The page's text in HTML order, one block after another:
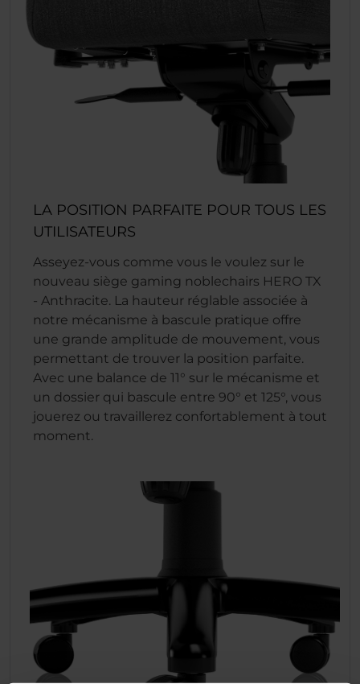
LA POSITION PARFAITE POUR TOUS LES
UTILISATEURS
Asseyez-vous comme vous le voulez sur le
nouveau siège gaming noblechairs HERO TX
- Anthracite. La hauteur réglable associée à
notre mécanisme à bascule pratique offre
une grande amplitude de mouvement, vous
permettant de trouver la position parfaite.
Avec une balance de 11° sur le mécanisme et
un dossier qui bascule entre 90° et 125°, vous
jouerez ou travaillerez confortablement à tout
moment.